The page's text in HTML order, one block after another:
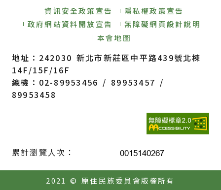
資訊安全政策宣告
隱私權政策宣告
政府網站資料開放宣告
無障礙網頁設計說明
本會地圖
地址：242030 新北市新莊區中平路439號北棟
14F/15F/16F
總機：02-89953456 / 89953457 /
89953458
累計瀏覽人次：
2021 © 原住民族委員會版權所有